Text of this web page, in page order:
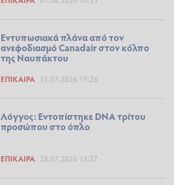
Εντυπωσιακά πλάνα από τον
ανεφοδιασμό Canadair στον κόλπο
της Ναυπάκτου
ΕΠΊΚΑΙΡΑ 31.07.2026 19:26
Λόγγος: Εντοπίστηκε DNA τρίτου
προσώπου στο όπλο
ΕΠΊΚΑΙΡΑ 25.07.2026 13:27